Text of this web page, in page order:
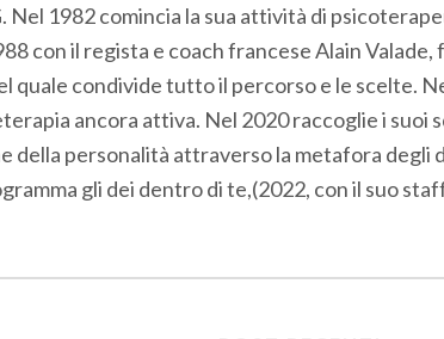
Nel 1982 comincia la sua attività di
con il regista e coach francese Alain
quale condivide tutto il percorso e le scelte.
ancora attiva. Nel 2020 raccoglie i suoi
della personalità attraverso la metafora degli
gli dei dentro di te,(2022, con il suo